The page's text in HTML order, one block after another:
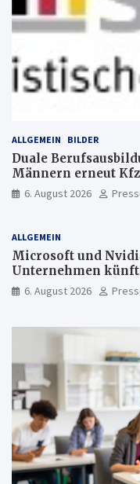
ALLGEMEIN BILDER
Duale
Männern erneut
medizinische
6. August 2026
ALLGEMEIN
Microsoft und
Unternehmen
läuft und was weiter
6. August 2026